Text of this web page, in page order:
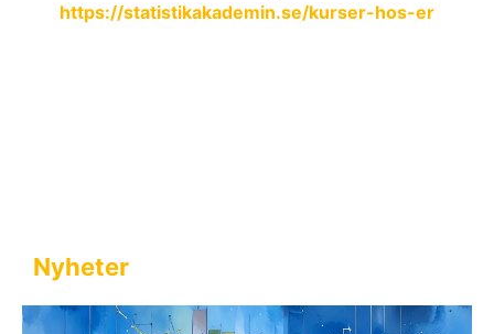
https://statistikakademin.se/kurser-hos-er
Nyheter